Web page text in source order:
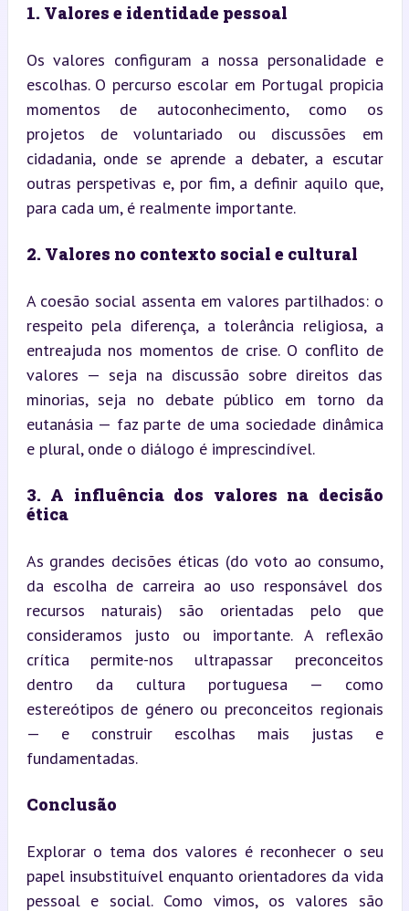
1. Valores e identidade pessoal
Os valores configuram a nossa personalidade e
escolhas. O percurso escolar em Portugal propicia
momentos de autoconhecimento, como os
projetos de voluntariado ou discussões em
cidadania, onde se aprende a debater, a escutar
outras perspetivas e, por fim, a definir aquilo que,
para cada um, é realmente importante.
2. Valores no contexto social e cultural
A coesão social assenta em valores partilhados: o
respeito pela diferença, a tolerância religiosa, a
entreajuda nos momentos de crise. O conflito de
valores — seja na discussão sobre direitos das
minorias, seja no debate público em torno da
eutanásia — faz parte de uma sociedade dinâmica
e plural, onde o diálogo é imprescindível.
3. A influência dos valores na decisão
ética
As grandes decisões éticas (do voto ao consumo,
da escolha de carreira ao uso responsável dos
recursos naturais) são orientadas pelo que
consideramos justo ou importante. A reflexão
crítica permite-nos ultrapassar preconceitos
dentro da cultura portuguesa — como
estereótipos de género ou preconceitos regionais
— e construir escolhas mais justas e
fundamentadas.
Conclusão
Explorar o tema dos valores é reconhecer o seu
papel insubstituível enquanto orientadores da vida
pessoal e social. Como vimos, os valores são